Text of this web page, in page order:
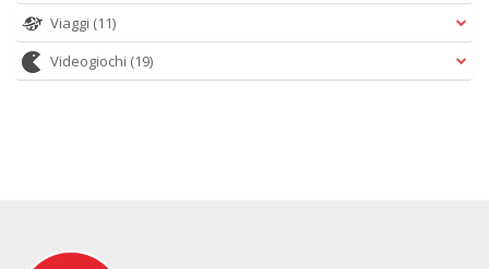
Viaggi (11)
Videogiochi (19)